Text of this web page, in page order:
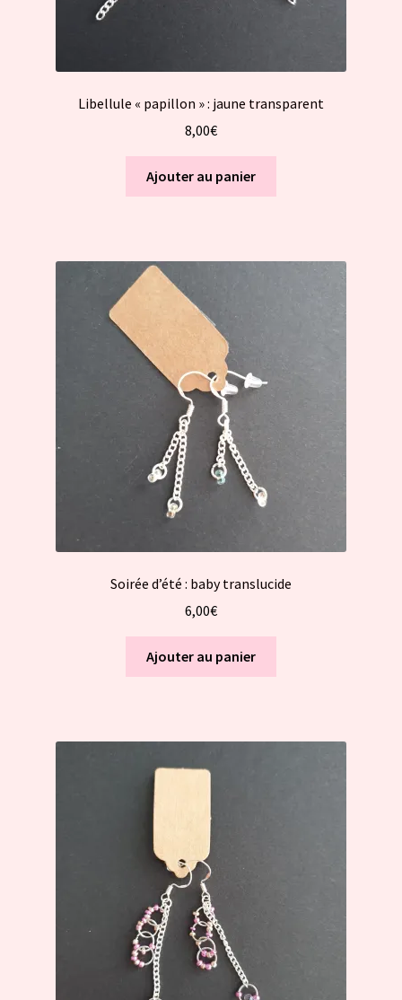
Libellule « papillon » : jaune transparent
8,00€
Ajouter au panier
Soirée d’été : baby translucide
6,00€
Ajouter au panier